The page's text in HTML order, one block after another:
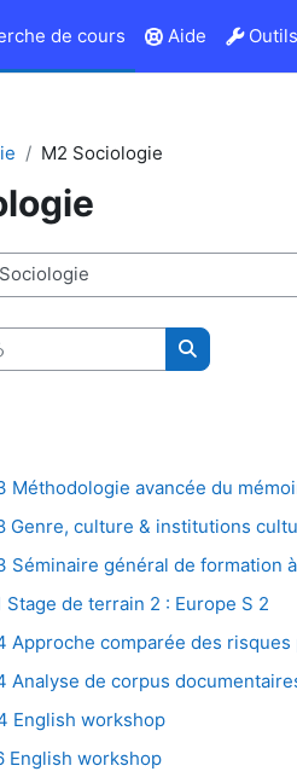
de cours
Aide Outils
M2 Sociologie
コースを検索
Méthodologie avancée du
Genre, culture & institutions
Séminaire général de formation
Stage de terrain 2 : Europe S 2
Approche comparée des
Analyse de corpus
English workshop
English workshop